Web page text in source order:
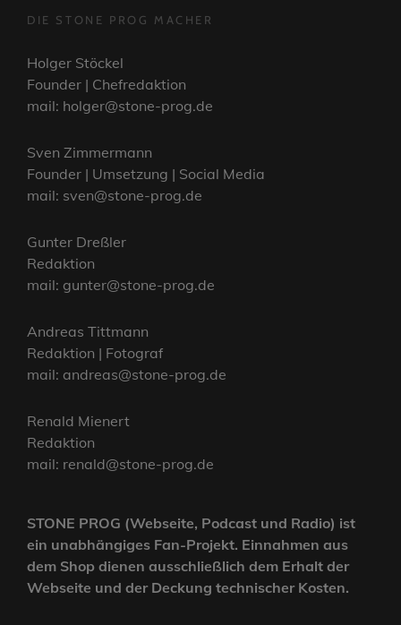
DIE STONE PROG MACHER
Holger Stöckel
Founder | Chefredaktion
mail: holger@stone-prog.de
Sven Zimmermann
Founder | Umsetzung | Social Media
mail: sven@stone-prog.de
Gunter Dreßler
Redaktion
mail: gunter@stone-prog.de
Andreas Tittmann
Redaktion | Fotograf
mail: andreas@stone-prog.de
Renald Mienert
Redaktion
mail: renald@stone-prog.de
STONE PROG (Webseite, Podcast und Radio) ist
ein unabhängiges Fan-Projekt. Einnahmen aus
dem Shop dienen ausschließlich dem Erhalt der
Webseite und der Deckung technischer Kosten.